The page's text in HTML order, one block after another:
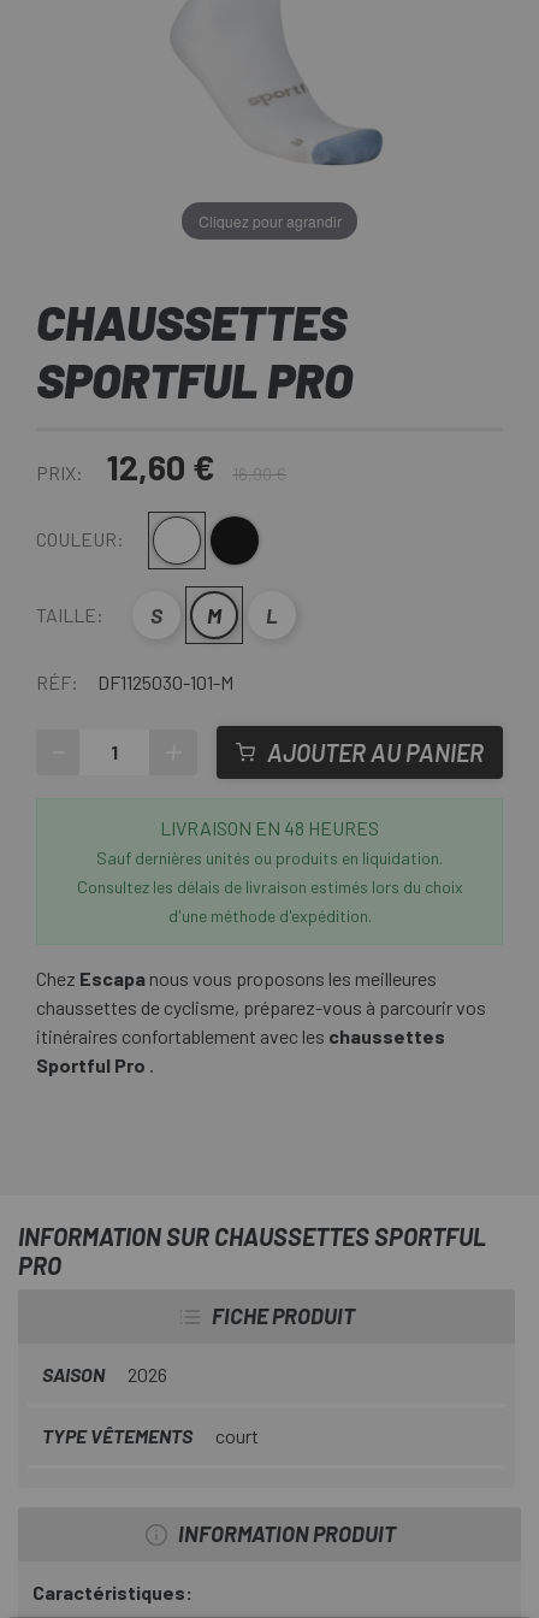
Cliquez pour agrandir
CHAUSSETTES
SPORTFUL PRO
PRIX: 12,60 € 16,90 €
COULEUR: Blanc
TAILLE: S M L
RÉF: DF1125030-101-M
AJOUTER AU PANIER
LIVRAISON EN 48 HEURES
Sauf dernières unités ou produits en liquidation.
Consultez les délais de livraison estimés lors du choix
d'une méthode d'expédition.
Chez Escapa nous vous proposons les meilleures
chaussettes de cyclisme, préparez-vous à parcourir vos
itinéraires confortablement avec les chaussettes
Sportful Pro .
INFORMATION SUR CHAUSSETTES SPORTFUL
PRO
FICHE PRODUIT
SAISON 2026
TYPE VÊTEMENTS court
INFORMATION PRODUIT
Caractéristiques: